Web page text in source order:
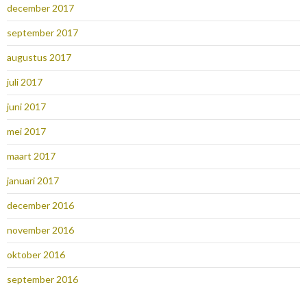
december 2017
september 2017
augustus 2017
juli 2017
juni 2017
mei 2017
maart 2017
januari 2017
december 2016
november 2016
oktober 2016
september 2016